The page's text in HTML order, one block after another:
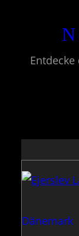
Dänemark